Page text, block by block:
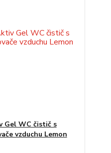
Gel WC čistič s
vzduchu Lemon